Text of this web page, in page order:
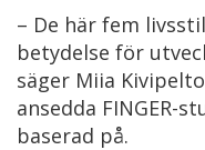
– De här fem
betydelse för
säger Miia
ansedda FINGER-
baserad på.